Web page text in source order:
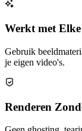
Werkt met
Gebruik
je eigen video's.
Renderen